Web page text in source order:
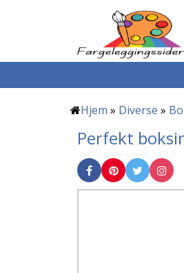
Hjem » Diverse »
Perfekt